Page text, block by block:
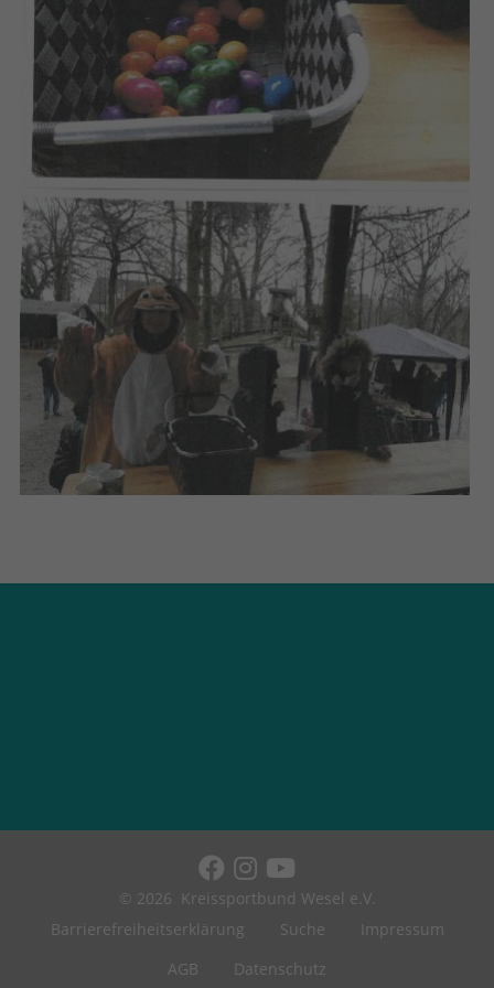
© 2026 Kreissportbund Wesel e.V.
Barrierefreiheitserklärung
Suche
Impressum
AGB
Datenschutz
eines Analyseberichts darüber, wie es
der Website geht. Die erhobenen Daten
umfassen die Anzahl der Besucher, die
Quelle, aus der sie stammen, und die
Seiten in anonymisierter Form.
Name _ga_WET8JWZ4V1
Anbieter Google LLC
Laufzeit 2 Jahre
Zweck
Wird verwendet, um den Sitzungsstatus
zu erhalten.